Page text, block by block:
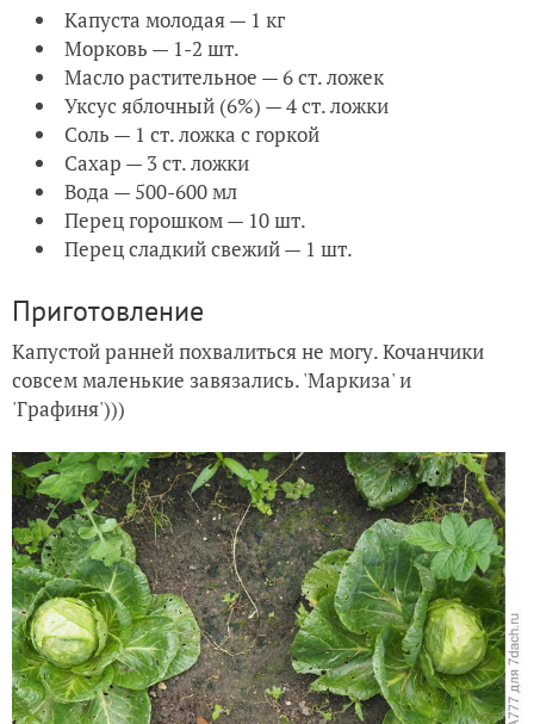
Капуста молодая — 1 кг
Морковь — 1-2 шт.
Масло растительное — 6 ст. ложек
Уксус яблочный (6%) — 4 ст. ложки
Соль — 1 ст. ложка с горкой
Сахар — 3 ст. ложки
Вода — 500-600 мл
Перец горошком — 10 шт.
Перец сладкий свежий — 1 шт.
Приготовление
Капустой ранней похвалиться не могу. Кочанчики
совсем маленькие завязались. 'Маркиза' и
'Графиня')))